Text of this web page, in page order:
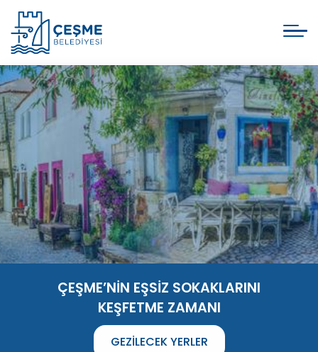
ÇEŞME’NİN EŞSİZ SOKAKLARINI
KEŞFETME ZAMANI
GEZILECEK YERLER